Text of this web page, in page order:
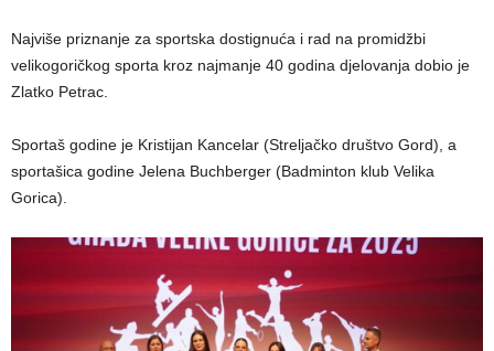
Najviše priznanje za sportska dostignuća i rad na promidžbi
velikogoričkog sporta kroz najmanje 40 godina djelovanja dobio je
Zlatko Petrac.
Sportaš godine je Kristijan Kancelar (Streljačko društvo Gord), a
sportašica godine Jelena Buchberger (Badminton klub Velika
Gorica).